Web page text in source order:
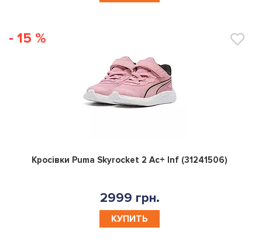
- 15 %
0
Кросівки Puma Skyrocket 2 Ac+ Inf (31241506)
2999 грн.
КУПИТЬ